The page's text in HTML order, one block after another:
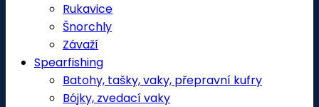
Rukavice
Šnorchly
Závaží
Spearfishing
Batohy, tašky, vaky, přepravní kufry
Bójky, zvedací vaky